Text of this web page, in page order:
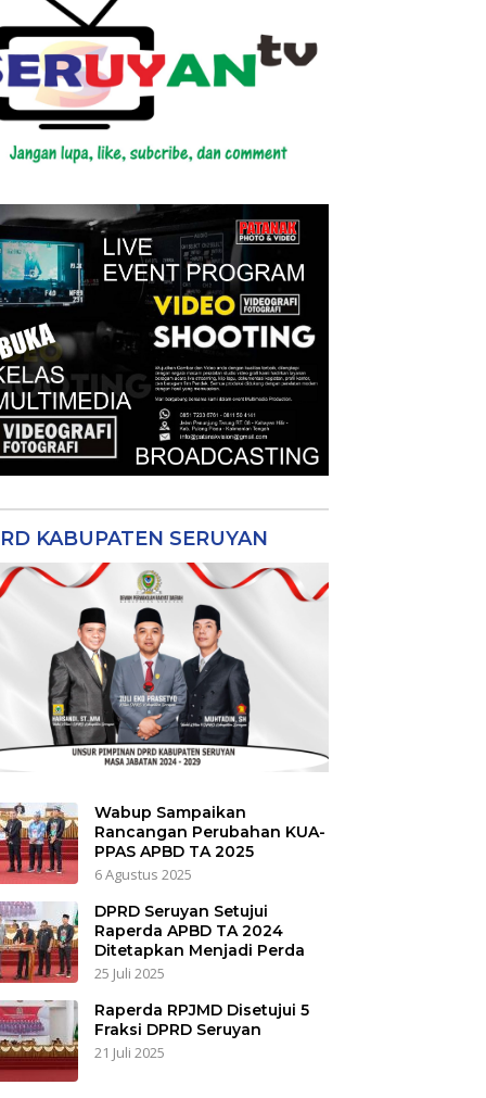
KABUPATEN SERUYAN
Wabup Sampaikan
Rancangan Perubahan KUA-
PPAS APBD TA 2025
6 Agustus 2025
DPRD Seruyan Setujui
Raperda APBD TA 2024
Ditetapkan Menjadi Perda
25 Juli 2025
Raperda RPJMD Disetujui 5
Fraksi DPRD Seruyan
21 Juli 2025